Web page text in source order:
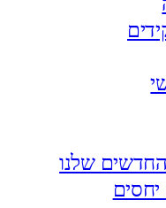
שלנו